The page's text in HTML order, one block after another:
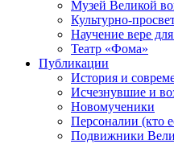
Музей Великой
Культурно-
Научение вере
Театр «Фома»
Публикации
История и
Исчезнувшие и
Новомученики
Персоналии (кто
Подвижники